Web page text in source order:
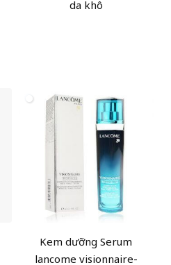
da khô
Kem dưỡng Serum
lancome visionnaire-